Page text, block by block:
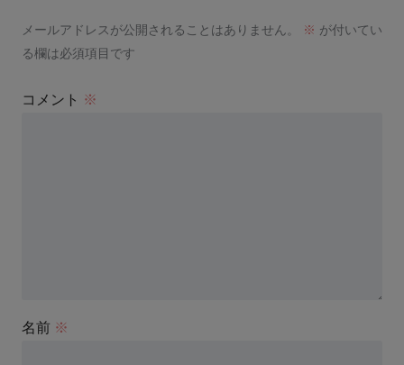
メールアドレスが公開されることはありません。 ※ が付いてい
る欄は必須項目です
コメント ※
名前 ※